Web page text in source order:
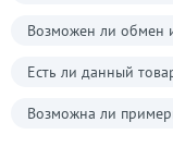
Возможен ли обмен
Есть ли данный
Возможна ли